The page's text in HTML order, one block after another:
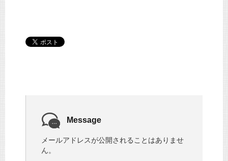
Message
メールアドレスが公開されることはありませ
ん。